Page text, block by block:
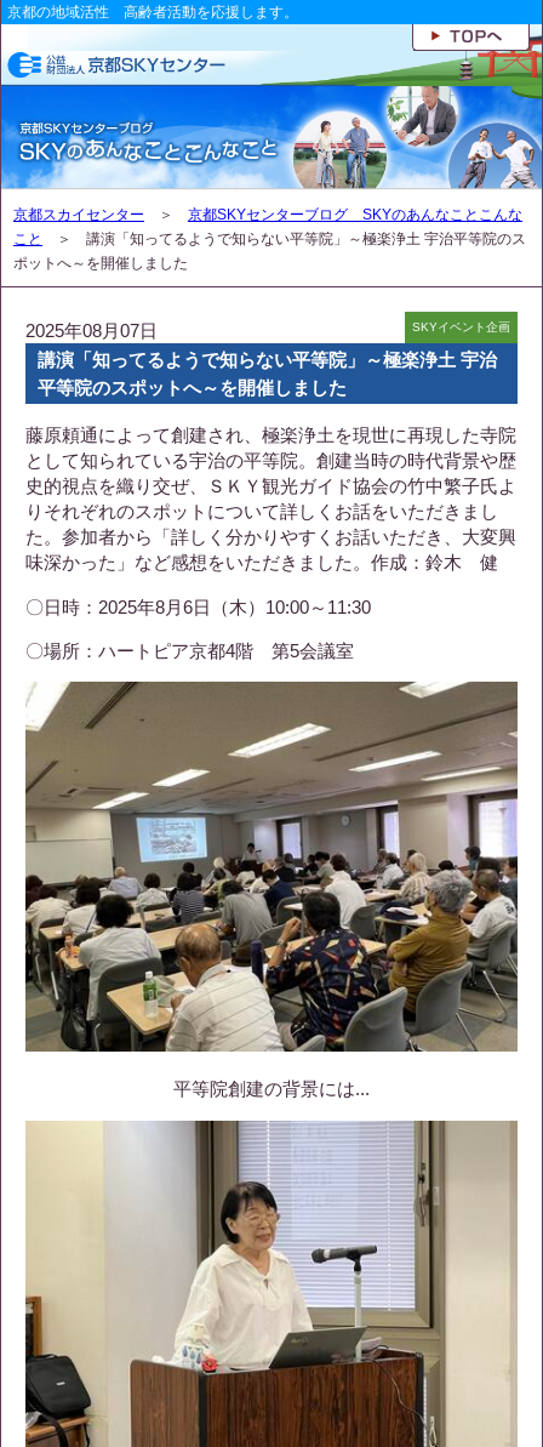
京都の地域活性 高齢者活動を応援します。
京都スカイセンター ＞ 京都SKYセンターブログ SKYのあんなことこんな
こと
＞ 講演「知ってるようで知らない平等院」～極楽浄土 宇治平等院のス
ポットへ～を開催しました
2025年08月07日 SKYイベント企画
講演「知ってるようで知らない平等院」～極楽浄土 宇治
平等院のスポットへ～を開催しました
藤原頼通によって創建され、極楽浄土を現世に再現した寺院
として知られている宇治の平等院。創建当時の時代背景や歴
史的視点を織り交ぜ、ＳＫＹ観光ガイド協会の竹中繁子氏よ
りそれぞれのスポットについて詳しくお話をいただきまし
た。参加者から「詳しく分かりやすくお話いただき、大変興
味深かった」など感想をいただきました。作成：鈴木 健
〇日時：2025年8月6日（木）10:00～11:30
〇場所：ハートピア京都4階 第5会議室
平等院創建の背景には...